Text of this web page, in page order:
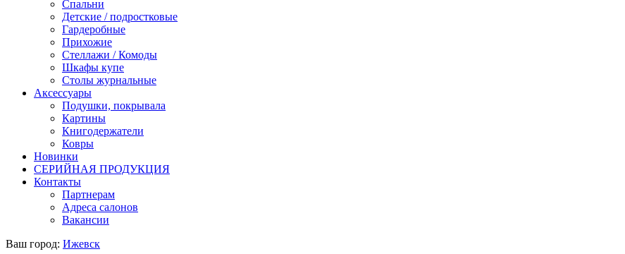
Спальни
Детские / подростковые
Гардеробные
Прихожие
Стеллажи / Комоды
Шкафы купе
Столы журнальные
Аксессуары
Подушки, покрывала
Картины
Книгодержатели
Ковры
Новинки
СЕРИЙНАЯ ПРОДУКЦИЯ
Контакты
Партнерам
Адреса салонов
Вакансии
Ваш город: Ижевск